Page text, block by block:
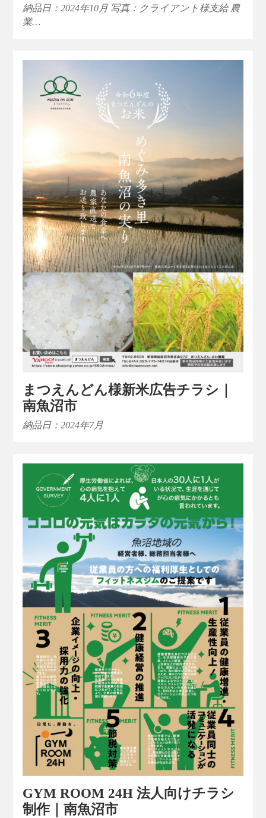
納品日：2024年10月 写真：クライアント様支給 農
業…
まつえんどん様新米広告チラシ｜
南魚沼市
納品日：2024年7月
GYM ROOM 24H 法人向けチラシ
制作｜南魚沼市